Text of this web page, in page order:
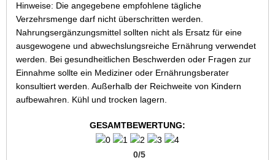
Hinweise: Die angegebene empfohlene tägliche
Verzehrsmenge darf nicht überschritten werden.
Nahrungsergänzungsmittel sollten nicht als Ersatz für eine
ausgewogene und abwechslungsreiche Ernährung verwendet
werden. Bei gesundheitlichen Beschwerden oder Fragen zur
Einnahme sollte ein Mediziner oder Ernährungsberater
konsultiert werden. Außerhalb der Reichweite von Kindern
aufbewahren. Kühl und trocken lagern.
GESAMTBEWERTUNG:
0/5